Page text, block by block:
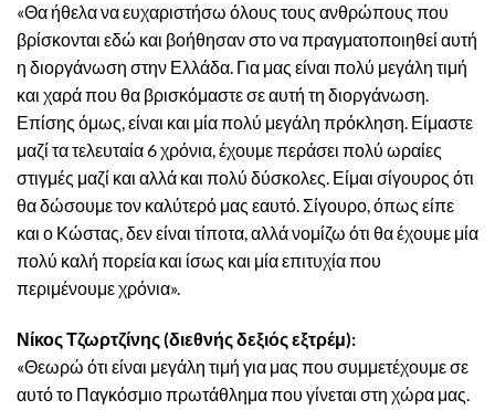
«Θα ήθελα να ευχαριστήσω όλους τους ανθρώπους που
βρίσκονται εδώ και βοήθησαν στο να πραγματοποιηθεί αυτή
η διοργάνωση στην Ελλάδα. Για μας είναι πολύ μεγάλη τιμή
και χαρά που θα βρισκόμαστε σε αυτή τη διοργάνωση.
Επίσης όμως, είναι και μία πολύ μεγάλη πρόκληση. Είμαστε
μαζί τα τελευταία 6 χρόνια, έχουμε περάσει πολύ ωραίες
στιγμές μαζί και αλλά και πολύ δύσκολες. Είμαι σίγουρος ότι
θα δώσουμε τον καλύτερό μας εαυτό. Σίγουρο, όπως είπε
και ο Κώστας, δεν είναι τίποτα, αλλά νομίζω ότι θα έχουμε μία
πολύ καλή πορεία και ίσως και μία επιτυχία που
περιμένουμε χρόνια».
Νίκος Τζωρτζίνης (διεθνής δεξιός εξτρέμ):
«Θεωρώ ότι είναι μεγάλη τιμή για μας που συμμετέχουμε σε
αυτό το Παγκόσμιο πρωτάθλημα που γίνεται στη χώρα μας.